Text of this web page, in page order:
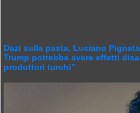
Dazi sulla pasta, Luciano
Trump potrebbe avere effetti
produttori turchi”